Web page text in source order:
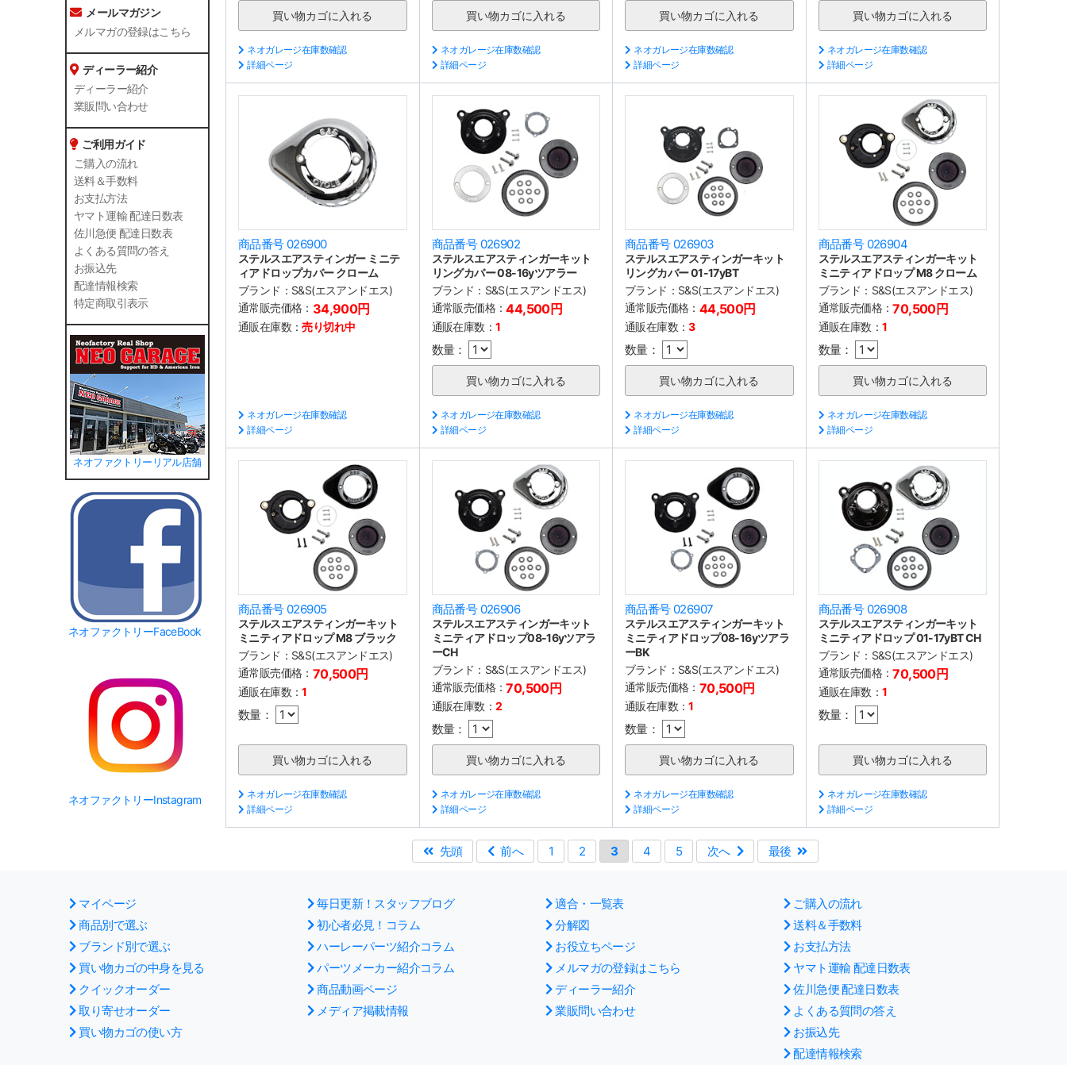
メールマガジン
メルマガの登録はこちら
ディーラー紹介
ディーラー紹介
業販問い合わせ
ご利用ガイド
ご購入の流れ
送料＆手数料
お支払方法
ヤマト運輸 配達日数表
佐川急便 配達日数表
よくある質問の答え
お振込先
配達情報検索
特定商取引表示
ネオファクトリーリアル店舗
ネオファクトリーFaceBook
ネオファクトリーInstagram
ネオガレージ在庫数確認
詳細ページ
ネオガレージ在庫数確認
詳細ページ
ネオガレージ在庫数確認
詳細ページ
ネオガレージ在庫数確認
詳細ページ
商品番号 026900
ステルスエアスティンガー ミニテ
ィアドロップカバー クローム
ブランド： S&S(エスアンドエス)
通常販売価格： 34,900円
通販在庫数：売り切れ中
ネオガレージ在庫数確認
詳細ページ
商品番号 026902
ステルスエアスティンガーキット
リングカバー 08-16yツアラー
ブランド： S&S(エスアンドエス)
通常販売価格：44,500円
通販在庫数： 1
数量：
ネオガレージ在庫数確認
詳細ページ
商品番号 026903
ステルスエアスティンガーキット
リングカバー 01-17yBT
ブランド： S&S(エスアンドエス)
通常販売価格： 44,500円
通販在庫数：3
数量：
ネオガレージ在庫数確認
詳細ページ
商品番号 026904
ステルスエアスティンガーキット
ミニティアドロップ M8 クローム
ブランド： S&S(エスアンドエス)
通常販売価格：70,500円
通販在庫数： 1
数量：
ネオガレージ在庫数確認
詳細ページ
商品番号 026905
ステルスエアスティンガーキット
ミニティアドロップ M8 ブラック
ブランド： S&S(エスアンドエス)
通常販売価格： 70,500円
通販在庫数：1
数量：
ネオガレージ在庫数確認
詳細ページ
商品番号 026906
ステルスエアスティンガーキット
ミニティアドロップ08-16yツアラ
ーCH
ブランド： S&S(エスアンドエス)
通常販売価格：70,500円
通販在庫数： 2
数量：
ネオガレージ在庫数確認
詳細ページ
商品番号 026907
ステルスエアスティンガーキット
ミニティアドロップ08-16yツアラ
ーBK
ブランド： S&S(エスアンドエス)
通常販売価格： 70,500円
通販在庫数：1
数量：
ネオガレージ在庫数確認
詳細ページ
商品番号 026908
ステルスエアスティンガーキット
ミニティアドロップ 01-17yBT CH
ブランド： S&S(エスアンドエス)
通常販売価格：70,500円
通販在庫数： 1
数量：
ネオガレージ在庫数確認
詳細ページ
先頭 前へ 1 2 3 4 5 次へ 最後
マイページ
商品別で選ぶ
ブランド別で選ぶ
買い物カゴの中身を見る
クイックオーダー
取り寄せオーダー
買い物カゴの使い方
毎日更新！スタッフブログ
初心者必見！コラム
ハーレーパーツ紹介コラム
パーツメーカー紹介コラム
商品動画ページ
メディア掲載情報
適合・一覧表
分解図
お役立ちページ
メルマガの登録はこちら
ディーラー紹介
業販問い合わせ
ご購入の流れ
送料＆手数料
お支払方法
ヤマト運輸 配達日数表
佐川急便 配達日数表
よくある質問の答え
お振込先
配達情報検索